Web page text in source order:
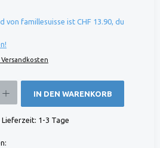
von famillesuisse ist CHF 13.90, du
Versandkosten
IN DEN WARENKORB
1-3 Tage